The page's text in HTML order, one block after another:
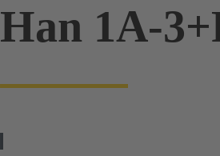
Han 1A-